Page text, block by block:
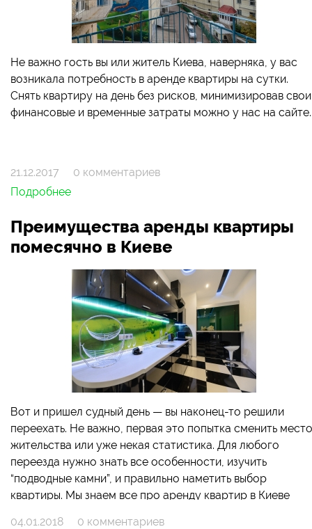
Не важно гость вы или житель Киева, наверняка, у вас
возникала потребность в аренде квартиры на сутки.
Снять квартиру на день без рисков, минимизировав свои
финансовые и временные затраты можно у нас на сайте.
21.12.2017
0 комментариев
Подробнее
Преимущества аренды квартиры
помесячно в Киеве
Вот и пришел судный день — вы наконец-то решили
переехать. Не важно, первая это попытка сменить место
жительства или уже некая статистика. Для любого
переезда нужно знать все особенности, изучить
“подводные камни”, и правильно наметить выбор
квартиры. Мы знаем все про аренду квартир в Киеве
04.01.2018
0 комментариев